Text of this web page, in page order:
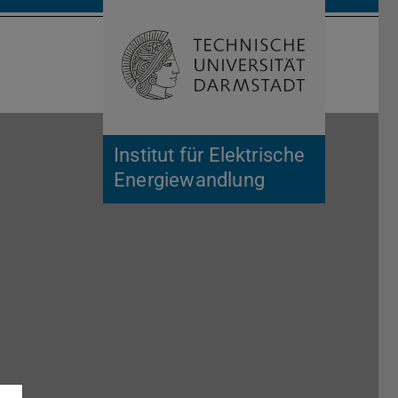
Institut für Elektrische
Energiewandlung
Suche öffnen